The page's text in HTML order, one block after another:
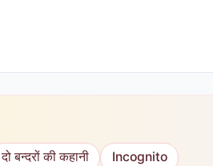
दो बन्दरों की कहानी Incognito